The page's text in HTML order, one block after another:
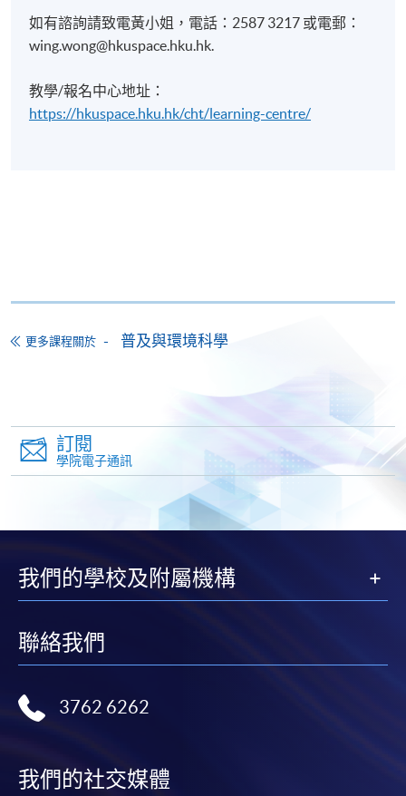
如有諮詢請致電黃小姐，電話：2587 3217 或電郵：
wing.wong@hkuspace.hku.hk.
教學/報名中心地址：
https://hkuspace.hku.hk/cht/learning-centre/
更多課程關於 普及與環境科學
訂閱
學院電子通訊
我們的學校及附屬機構
聯絡我們
3762 6262
我們的社交媒體